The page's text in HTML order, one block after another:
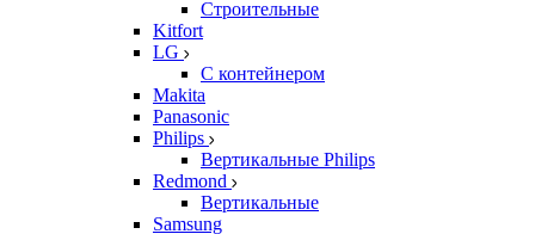
Строительные
Kitfort
LG
С контейнером
Makita
Panasonic
Philips
Вертикальные Philips
Redmond
Вертикальные
Samsung